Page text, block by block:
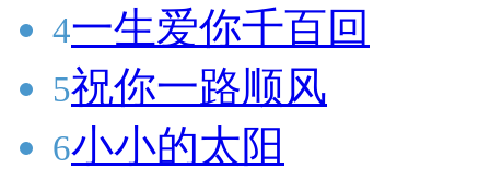
4一生爱你千百回
5祝你一路顺风
6小小的太阳